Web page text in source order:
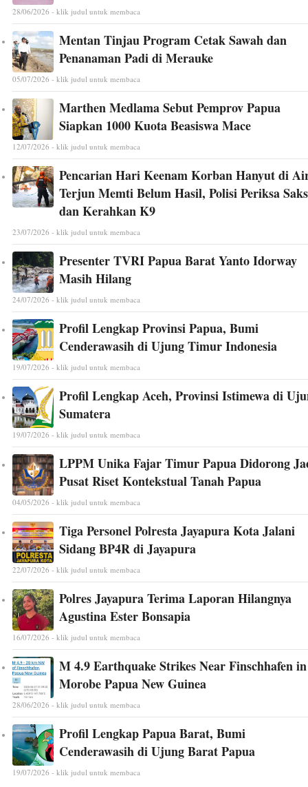
28/06/2026 - klik judul untuk membaca
Mentan Tinjau Program Cetak Sawah dan
Penanaman Padi di Merauke
05/07/2026 - klik judul untuk membaca
Marthen Medlama Sebut Pemprov Papua
Siapkan 1000 Kuota Beasiswa Mace
12/07/2026 - klik judul untuk membaca
Pencarian Hari Keenam Korban Hanyut di
Terjun Memti Belum Hasil, Polisi Periksa
dan Kerahkan K9
23/07/2026 - klik judul untuk membaca
Presenter TVRI Papua Barat Yanto Idorway
Masih Hilang
24/07/2026 - klik judul untuk membaca
Profil Lengkap Provinsi Papua, Bumi
Cenderawasih di Ujung Timur Indonesia
19/07/2026 - klik judul untuk membaca
Profil Lengkap Aceh, Provinsi Istimewa di
Sumatera
19/07/2026 - klik judul untuk membaca
LPPM Unika Fajar Timur Papua Didorong
Pusat Riset Kontekstual Tanah Papua
04/05/2026 - klik judul untuk membaca
Tiga Personel Polresta Jayapura Kota Jalani
Sidang BP4R di Jayapura
22/07/2026 - klik judul untuk membaca
Polres Jayapura Terima Laporan Hilangnya
Agustina Ester Bonsapia
16/07/2026 - klik judul untuk membaca
M 4.9 Earthquake Strikes Near Finschhafen in
Morobe Papua New Guinea
28/06/2026 - klik judul untuk membaca
Profil Lengkap Papua Barat, Bumi
Cenderawasih di Ujung Barat Papua
19/07/2026 - klik judul untuk membaca